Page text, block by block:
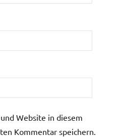
Website in diesem
Kommentar speichern.